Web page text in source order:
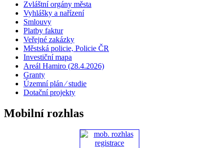
Zvláštní orgány města
Vyhlášky a nařízení
Smlouvy
Platby faktur
Veřejné zakázky
Městská policie, Policie ČR
Investiční mapa
Areál Hamiro (28.4.2026)
Granty
Územní plán ⁄ studie
Dotační projekty
Mobilní rozhlas